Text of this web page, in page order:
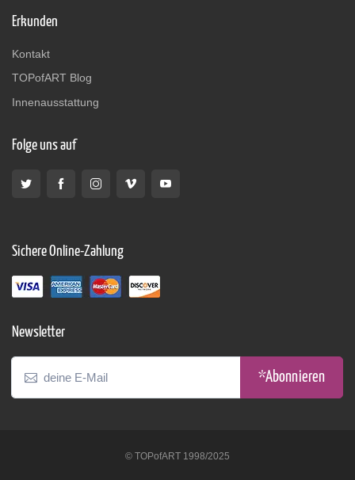
Erkunden
Kontakt
TOPofART Blog
Innenausstattung
Folge uns auf
Sichere Online-Zahlung
Newsletter
*Abonnieren
© TOPofART 1998/2025